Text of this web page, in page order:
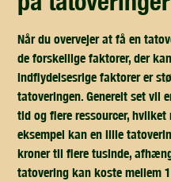
Når du overvejer at få en
de forskellige faktorer, der
indflydelsesrige faktorer er
tatoveringen. Generelt set vil
tid og flere ressourcer, hvilket
eksempel kan en lille
kroner til flere tusinde,
tatovering kan koste mellem